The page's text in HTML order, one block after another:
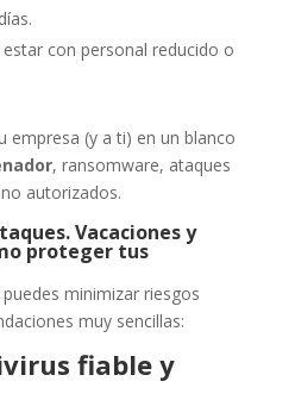
con personal reducido o
empresa (y a ti) en un blanco
, ransomware, ataques
autorizados.
Vacaciones y
proteger tus
minimizar riesgos
muy sencillas:
fiable y